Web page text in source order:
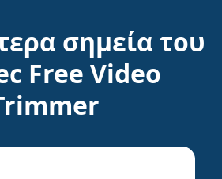
σημεία του
Free Video